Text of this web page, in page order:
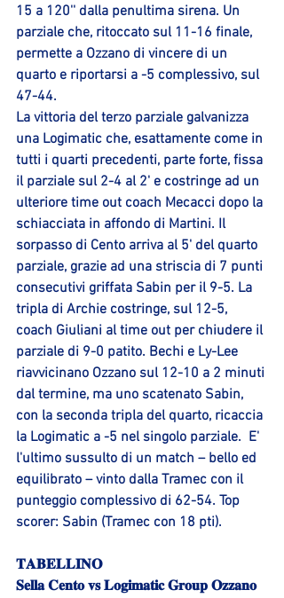
15 a 120'' dalla penultima sirena. Un
parziale che, ritoccato sul 11-16 finale,
permette a Ozzano di vincere di un
quarto e riportarsi a -5 complessivo, sul
47-44.
La vittoria del terzo parziale galvanizza
una Logimatic che, esattamente come in
tutti i quarti precedenti, parte forte, fissa
il parziale sul 2-4 al 2' e costringe ad un
ulteriore time out coach Mecacci dopo la
schiacciata in affondo di Martini. Il
sorpasso di Cento arriva al 5' del quarto
parziale, grazie ad una striscia di 7 punti
consecutivi griffata Sabin per il 9-5. La
tripla di Archie costringe, sul 12-5,
coach Giuliani al time out per chiudere il
parziale di 9-0 patito. Bechi e Ly-Lee
riavvicinano Ozzano sul 12-10 a 2 minuti
dal termine, ma uno scatenato Sabin,
con la seconda tripla del quarto, ricaccia
la Logimatic a -5 nel singolo parziale.  E'
l'ultimo sussulto di un match – bello ed
equilibrato – vinto dalla Tramec con il
punteggio complessivo di 62-54. Top
scorer: Sabin (Tramec con 18 pti).
𝐓𝐀𝐁𝐄𝐋𝐋𝐈𝐍𝐎
𝐒𝐞𝐥𝐥𝐚 𝐂𝐞𝐧𝐭𝐨 𝐯𝐬 𝐋𝐨𝐠𝐢𝐦𝐚𝐭𝐢𝐜 𝐆𝐫𝐨𝐮𝐩 𝐎𝐳𝐳𝐚𝐧𝐨